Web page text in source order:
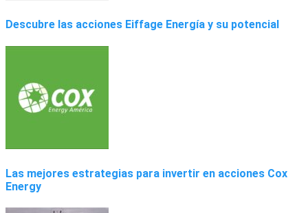
Descubre las acciones Eiffage Energía y su potencial
Las mejores estrategias para invertir en acciones Cox
Energy